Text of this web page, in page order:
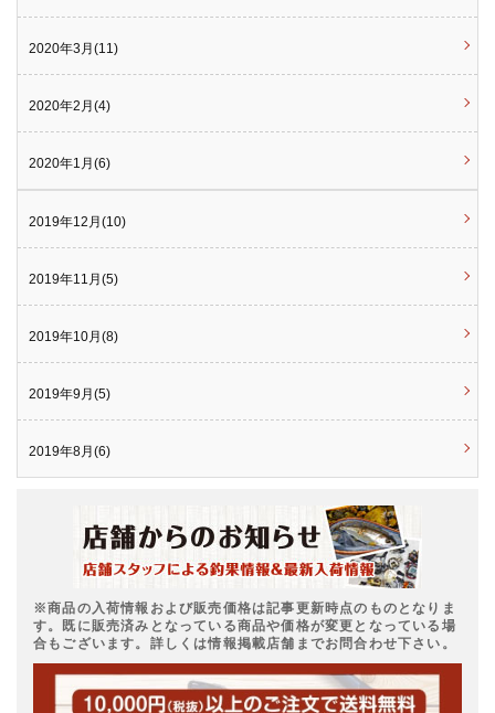
2020年3月(11)
2020年2月(4)
2020年1月(6)
2019年12月(10)
2019年11月(5)
2019年10月(8)
2019年9月(5)
2019年8月(6)
※商品の入荷情報および販売価格は記事更新時点のものとなりま
す。既に販売済みとなっている商品や価格が変更となっている場
合もございます。詳しくは情報掲載店舗までお問合わせ下さい。